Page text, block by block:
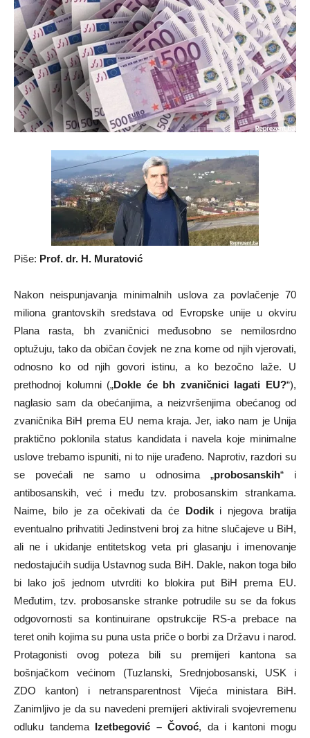
Piše: Prof. dr. H. Muratović
Nakon neispunjavanja minimalnih uslova za povlačenje 70
miliona grantovskih sredstava od Evropske unije u okviru
Plana rasta, bh zvaničnici međusobno se nemilosrdno
optužuju, tako da običan čovjek ne zna kome od njih vjerovati,
odnosno ko od njih govori istinu, a ko bezočno laže. U
prethodnoj kolumni („Dokle će bh zvaničnici lagati EU?“),
naglasio sam da obećanjima, a neizvršenjima obećanog od
zvaničnika BiH prema EU nema kraja. Jer, iako nam je Unija
praktično poklonila status kandidata i navela koje minimalne
uslove trebamo ispuniti, ni to nije urađeno. Naprotiv, razdori su
se povećali ne samo u odnosima „probosanskih“ i
antibosanskih, već i među tzv. probosanskim strankama.
Naime, bilo je za očekivati da će Dodiki njegova bratija
eventualno prihvatiti Jedinstveni broj za hitne slučajeve u BiH,
ali ne i ukidanje entitetskog veta pri glasanju i imenovanje
nedostajućih sudija Ustavnog suda BiH. Dakle, nakon toga bilo
bi lako još jednom utvrditi ko blokira put BiH prema EU.
Međutim, tzv. probosanske stranke potrudile su se da fokus
odgovornosti sa kontinuirane opstrukcije RS-a prebace na
teret onih kojima su puna usta priče o borbi za Državu i narod.
Protagonisti ovog poteza bili su premijeri kantona sa
bošnjačkom većinom (Tuzlanski, Srednjobosanski, USK i
ZDO kanton) i netransparentnost Vijeća ministara BiH.
Zanimljivo je da su navedeni premijeri aktivirali svojevremenu
odluku tandema Izetbegović – Čovoć, da i kantoni mogu